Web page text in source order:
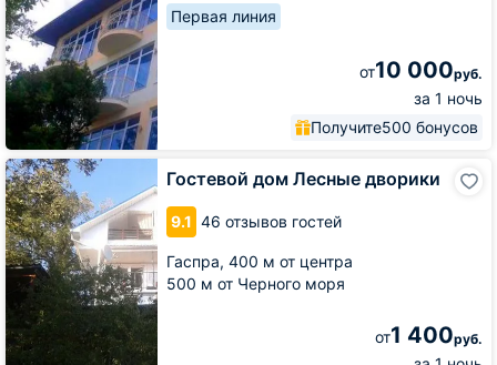
Первая линия
от10 000руб.
за 1 ночь
Получите500 бонусов
Гостевой дом Лесные дворики
9.1 46 отзывов гостей
Гаспра, 400 м от центра
500 м от Черного моря
от1 400руб.
Гостевой
дом
Лесные
дворики